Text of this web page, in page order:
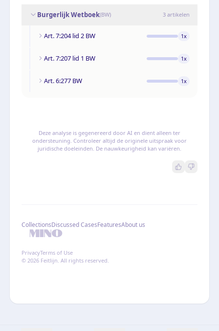
Burgerlijk Wetboek(BW) 3 artikelen
Art. 7:204 lid 2 BW 1x
Art. 7:207 lid 1 BW 1x
Art. 6:277 BW 1x
Deze analyse is gegenereerd door AI en dient alleen ter
ondersteuning. Controleer altijd de originele uitspraak voor
juridische doeleinden. De nauwkeurigheid kan variëren.
CollectionsDiscussed CasesFeaturesAbout us
PrivacyTerms of Use
© 2026 Feitlijn. All rights reserved.